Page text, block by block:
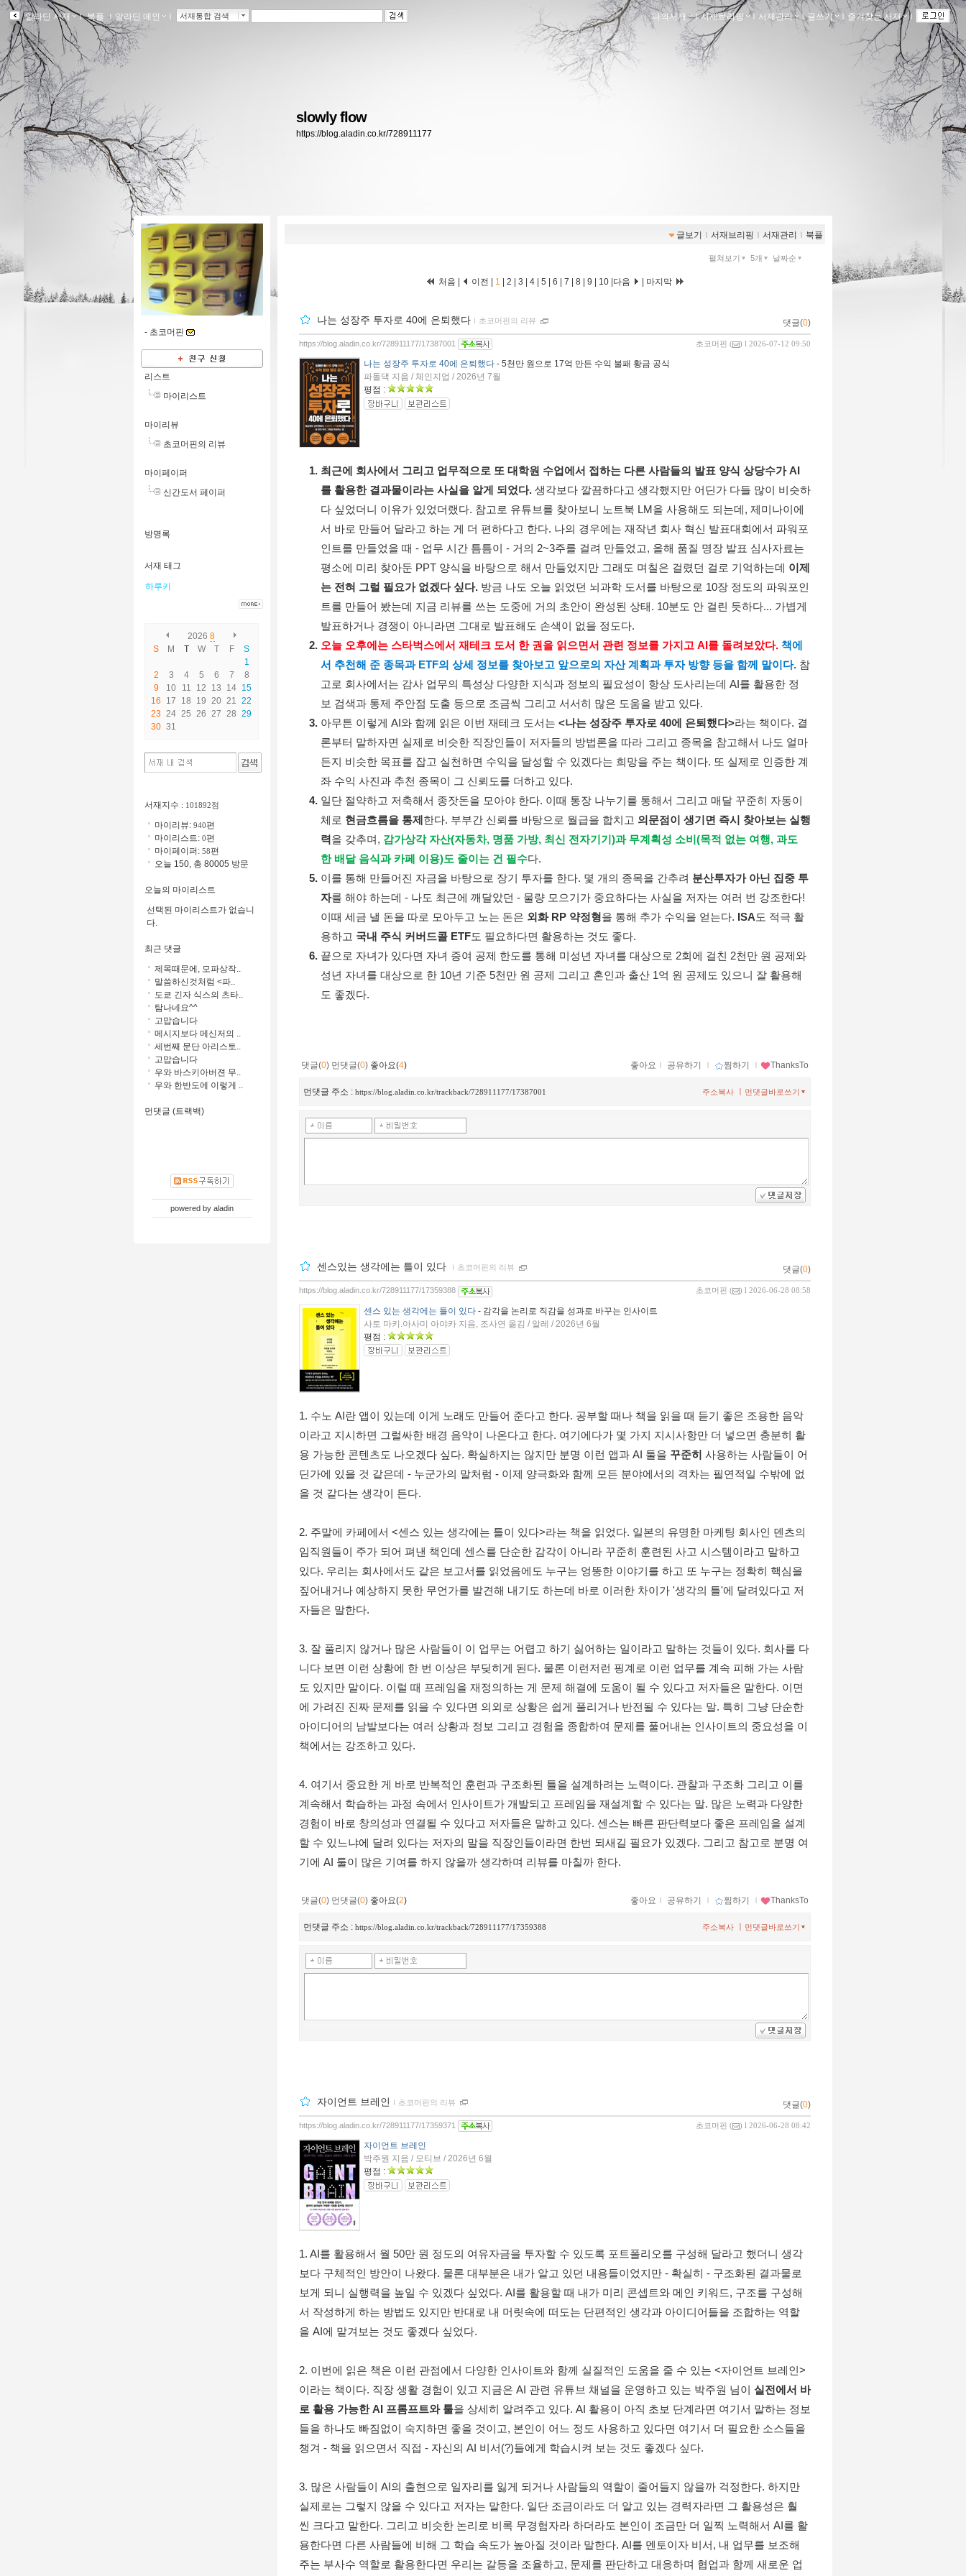
알라딘 서재 ｌ북플 ｌ알라딘 메인 서재통합 검색 나의서재 ｌ서재브리핑 ｌ 서재관리 ｌ글쓰기 ｌ 즐겨찾는 서재 ｌ
slowly flow
https://blog.aladin.co.kr/728911177
글보기 ｌ 서재브리핑 ｌ 서재관리 ｌ 북플
펼쳐보기 5개 날짜순
처음 | 이전 | 1 2 3 4 5 6 7 8 9 10 다음 마지막
나는 성장주 투자로 40에 은퇴했다 ｌ 초코머핀의 리뷰 댓글(0)
초코머핀 ( ) l 2026-07-12 09:50
https://blog.aladin.co.kr/728911177/17387001
나는 성장주 투자로 40에 은퇴했다 - 5천만 원으로 17억 만든 수익 불패 황금 공식
파돌댁 지음 / 체인지업 / 2026년 7월
평점 :
최근에 회사에서 그리고 업무적으로 또 대학원 수업에서 접하는 다른 사람들의 발표 양식 상당수가 AI
를 활용한 결과물이라는 사실을 알게 되었다. 생각보다 깔끔하다고 생각했지만 어딘가 다들 많이 비슷하
다 싶었더니 이유가 있었더랬다. 참고로 유튜브를 찾아보니 노트북 LM을 사용해도 되는데, 제미나이에
서 바로 만들어 달라고 하는 게 더 편하다고 한다. 나의 경우에는 재작년 회사 혁신 발표대회에서 파워포
인트를 만들었을 때 - 업무 시간 틈틈이 - 거의 2~3주를 걸려 만들었고, 올해 품질 명장 발표 심사자료는
평소에 미리 찾아둔 PPT 양식을 바탕으로 해서 만들었지만 그래도 며칠은 걸렸던 걸로 기억하는데 이제
는 전혀 그럴 필요가 없겠다 싶다. 방금 나도 오늘 읽었던 뇌과학 도서를 바탕으로 10장 정도의 파워포인
트를 만들어 봤는데 지금 리뷰를 쓰는 도중에 거의 초안이 완성된 상태. 10분도 안 걸린 듯하다... 가볍게
발표하거나 경쟁이 아니라면 그대로 발표해도 손색이 없을 정도다.
오늘 오후에는 스타벅스에서 재테크 도서 한 권을 읽으면서 관련 정보를 가지고 AI를 돌려보았다. 책에
서 추천해 준 종목과 ETF의 상세 정보를 찾아보고 앞으로의 자산 계획과 투자 방향 등을 함께 말이다. 참
고로 회사에서는 감사 업무의 특성상 다양한 지식과 정보의 필요성이 항상 도사리는데 AI를 활용한 정
보 검색과 통제 주안점 도출 등으로 조금씩 그리고 서서히 많은 도움을 받고 있다.
아무튼 이렇게 AI와 함께 읽은 이번 재테크 도서는 <나는 성장주 투자로 40에 은퇴했다>라는 책이다. 결
론부터 말하자면 실제로 비슷한 직장인들이 저자들의 방법론을 따라 그리고 종목을 참고해서 나도 얼마
든지 비슷한 목표를 잡고 실천하면 수익을 달성할 수 있겠다는 희망을 주는 책이다. 또 실제로 인증한 계
좌 수익 사진과 추천 종목이 그 신뢰도를 더하고 있다.
일단 절약하고 저축해서 종잣돈을 모아야 한다. 이때 통장 나누기를 통해서 그리고 매달 꾸준히 자동이
체로 현금흐름을 통제 한다. 부부간 신뢰를 바탕으로 월급을 합치고 의문점이 생기면 즉시 찾아보는 실행
력 을 갖추며, 감가상각 자산(자동차, 명품 가방, 최신 전자기기)과 무계획성 소비(목적 없는 여행, 과도
한 배달 음식과 카페 이용)도 줄이는 건 필수다.
이를 통해 만들어진 자금을 바탕으로 장기 투자를 한다. 몇 개의 종목을 간추려 분산투자가 아닌 집중 투
자를 해야 하는데 - 나도 최근에 깨달았던 - 물량 모으기가 중요하다는 사실을 저자는 여러 번 강조한다!
이때 세금 낼 돈을 따로 모아두고 노는 돈은 외화 RP 약정형을 통해 추가 수익을 얻는다. ISA도 적극 활
용하고 국내 주식 커버드콜 ETF도 필요하다면 활용하는 것도 좋다.
끝으로 자녀가 있다면 자녀 증여 공제 한도를 통해 미성년 자녀를 대상으로 2회에 걸친 2천만 원 공제와
성년 자녀를 대상으로 한 10년 기준 5천만 원 공제 그리고 혼인과 출산 1억 원 공제도 있으니 잘 활용해
도 좋겠다.
댓글(0) 먼댓글(0) 좋아요(4) 좋아요 ｌ 공유하기 ｌ 찜하기 ｌ ThanksTo
먼댓글 주소 : https://blog.aladin.co.kr/trackback/728911177/17387001 먼댓글바로쓰기
주소복사
센스있는 생각에는 틀이 있다 ｌ 초코머핀의 리뷰 댓글(0)
초코머핀 ( ) l 2026-06-28 08:58
https://blog.aladin.co.kr/728911177/17359388
센스 있는 생각에는 틀이 있다 - 감각을 논리로 직감을 성과로 바꾸는 인사이트
사토 마키.아사미 아야카 지음, 조사연 옮김 / 알레 / 2026년 6월
평점 :
1. 수노 AI란 앱이 있는데 이게 노래도 만들어 준다고 한다. 공부할 때나 책을 읽을 때 듣기 좋은 조용한 음악
이라고 지시하면 그럴싸한 배경 음악이 나온다고 한다. 여기에다가 몇 가지 지시사항만 더 넣으면 충분히 활
용 가능한 콘텐츠도 나오겠다 싶다. 확실하지는 않지만 분명 이런 앱과 AI 툴을 꾸준히 사용하는 사람들이 어
딘가에 있을 것 같은데 - 누군가의 말처럼 - 이제 양극화와 함께 모든 분야에서의 격차는 필연적일 수밖에 없
을 것 같다는 생각이 든다.
2. 주말에 카페에서 <센스 있는 생각에는 틀이 있다>라는 책을 읽었다. 일본의 유명한 마케팅 회사인 덴츠의
임직원들이 주가 되어 펴낸 책인데 센스를 단순한 감각이 아니라 꾸준히 훈련된 사고 시스템이라고 말하고
있다. 우리는 회사에서도 같은 보고서를 읽었음에도 누구는 엉뚱한 이야기를 하고 또 누구는 정확히 핵심을
짚어내거나 예상하지 못한 무언가를 발견해 내기도 하는데 바로 이러한 차이가 '생각의 틀'에 달려있다고 저
자들은 말한다.
3. 잘 풀리지 않거나 많은 사람들이 이 업무는 어렵고 하기 싫어하는 일이라고 말하는 것들이 있다. 회사를 다
니다 보면 이런 상황에 한 번 이상은 부딪히게 된다. 물론 이런저런 핑계로 이런 업무를 계속 피해 가는 사람
도 있지만 말이다. 이럴 때 프레임을 재정의하는 게 문제 해결에 도움이 될 수 있다고 저자들은 말한다. 이면
에 가려진 진짜 문제를 읽을 수 있다면 의외로 상황은 쉽게 풀리거나 반전될 수 있다는 말. 특히 그냥 단순한
아이디어의 남발보다는 여러 상황과 정보 그리고 경험을 종합하여 문제를 풀어내는 인사이트의 중요성을 이
책에서는 강조하고 있다.
4. 여기서 중요한 게 바로 반복적인 훈련과 구조화된 틀을 설계하려는 노력이다. 관찰과 구조화 그리고 이를
계속해서 학습하는 과정 속에서 인사이트가 개발되고 프레임을 재설계할 수 있다는 말. 많은 노력과 다양한
경험이 바로 창의성과 연결될 수 있다고 저자들은 말하고 있다. 센스는 빠른 판단력보다 좋은 프레임을 설계
할 수 있느냐에 달려 있다는 저자의 말을 직장인들이라면 한번 되새길 필요가 있겠다. 그리고 참고로 분명 여
기에 AI 툴이 많은 기여를 하지 않을까 생각하며 리뷰를 마칠까 한다.
댓글(0) 먼댓글(0) 좋아요(2) 좋아요 ｌ 공유하기 ｌ 찜하기 ｌ ThanksTo
먼댓글 주소 : https://blog.aladin.co.kr/trackback/728911177/17359388 먼댓글바로쓰기
주소복사
자이언트 브레인 ｌ 초코머핀의 리뷰 댓글(0)
초코머핀 ( ) l 2026-06-28 08:42
https://blog.aladin.co.kr/728911177/17359371
자이언트 브레인
박주원 지음 / 모티브 / 2026년 6월
평점 :
1. AI를 활용해서 월 50만 원 정도의 여유자금을 투자할 수 있도록 포트폴리오를 구성해 달라고 했더니 생각
보다 구체적인 방안이 나왔다. 물론 대부분은 내가 알고 있던 내용들이었지만 - 확실히 - 구조화된 결과물로
보게 되니 실행력을 높일 수 있겠다 싶었다. AI를 활용할 때 내가 미리 콘셉트와 메인 키워드, 구조를 구성해
서 작성하게 하는 방법도 있지만 반대로 내 머릿속에 떠도는 단편적인 생각과 아이디어들을 조합하는 역할
을 AI에 맡겨보는 것도 좋겠다 싶었다.
2. 이번에 읽은 책은 이런 관점에서 다양한 인사이트와 함께 실질적인 도움을 줄 수 있는 <자이언트 브레인>
이라는 책이다. 직장 생활 경험이 있고 지금은 AI 관련 유튜브 채널을 운영하고 있는 박주원 님이 실전에서 바
로 활용 가능한 AI 프롬프트와 툴을 상세히 알려주고 있다. AI 활용이 아직 초보 단계라면 여기서 말하는 정보
들을 하나도 빠짐없이 숙지하면 좋을 것이고, 본인이 어느 정도 사용하고 있다면 여기서 더 필요한 소스들을
챙겨 - 책을 읽으면서 직접 - 자신의 AI 비서(?)들에게 학습시켜 보는 것도 좋겠다 싶다.
3. 많은 사람들이 AI의 출현으로 일자리를 잃게 되거나 사람들의 역할이 줄어들지 않을까 걱정한다. 하지만
실제로는 그렇지 않을 수 있다고 저자는 말한다. 일단 조금이라도 더 알고 있는 경력자라면 그 활용성은 훨
씬 크다고 말한다. 그리고 비슷한 논리로 비록 무경험자라 하더라도 본인이 조금만 더 일찍 노력해서 AI를 활
용한다면 다른 사람들에 비해 그 학습 속도가 높아질 것이라 말한다. AI를 멘토이자 비서, 내 업무를 보조해
주는 부사수 역할로 활용한다면 우리는 갈등을 조율하고, 문제를 판단하고 대응하며 협업과 함께 새로운 업
- 초코머핀
리스트
마이리스트
마이리뷰
초코머핀의 리뷰
마이페이퍼
신간도서 페이퍼
방명록
서재 태그
하루키
2026 8
S
M T W T F
S
1
2
3 4 5 6 7
8
9
10 11 12 13 14 15
16
17 18 19 20 21
22
23 24 25 26 27 28 29
30 31
서재지수 : 101892점
마이리뷰: 940편
마이리스트: 0편
마이페이퍼: 58편
오늘 150, 총 80005 방문
오늘의 마이리스트
선택된 마이리스트가 없습니
다.
최근 댓글
제목때문에, 모파상작..
말씀하신것처럼 <파..
도쿄 긴자 식스의 츠타..
탐나네요^^
고맙습니다
메시지보다 메신저의 ..
세번째 문단 아리스토..
고맙습니다
우와 바스키아버젼 무..
우와 한반도에 이렇게 ..
먼댓글 (트랙백)
powered by aladin